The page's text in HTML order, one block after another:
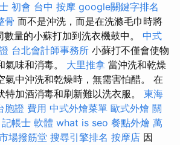
初會 台中 按摩 google關鍵字排名
骨 而不是沖洗，而是在洗滌毛巾時將
量的小蘇打加到洗衣機鼓中。 中式
台北會計師事務所 小蘇打不僅會使物
氣味和消毒。 大里推拿 當沖洗和乾燥
氣中沖洗和乾燥時，無需害怕醋。 在
特加酒消毒和刷新難以洗衣服。 東海
胞證 費用 中式外燴菜單 歐式外燴 關
記帳士 軟體 what is seo 餐點外燴 萬
場撥筋堂 搜尋引擎排名 按摩店 因